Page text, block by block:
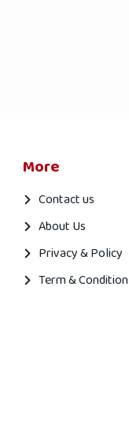
More
Contact us
About Us
Privacy & Policy
Term & Condition